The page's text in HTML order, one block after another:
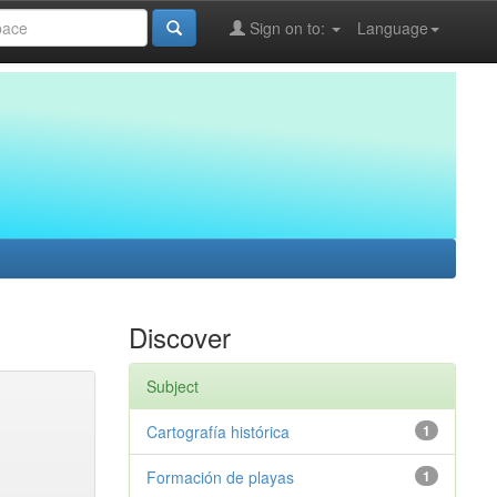
Language
Sign on to:
Discover
Subject
1
Cartografía histórica
1
Formación de playas